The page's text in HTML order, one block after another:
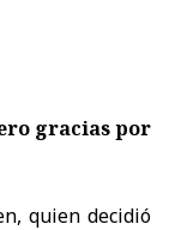
gracias por
quien decidió